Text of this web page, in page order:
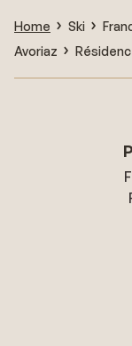
Home Ski
Avoriaz